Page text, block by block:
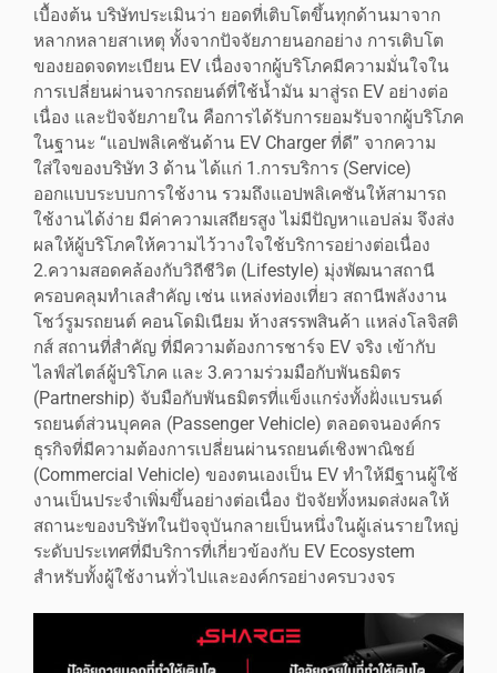
เบื้องต้น บริษัทประเมินว่า ยอดที่เติบโตขึ้นทุกด้านมาจาก
หลากหลายสาเหตุ ทั้งจากปัจจัยภายนอกอย่าง การเติบโต
ของยอดจดทะเบียน EV เนื่องจากผู้บริโภคมีความมั่นใจใน
การเปลี่ยนผ่านจากรถยนต์ที่ใช้น้ำมัน มาสู่รถ EV อย่างต่อ
เนื่อง และปัจจัยภายใน คือการได้รับการยอมรับจากผู้บริโภค
ในฐานะ “แอปพลิเคชันด้าน EV Charger ที่ดี” จากความ
ใส่ใจของบริษัท 3 ด้าน ได้แก่ 1.การบริการ (Service)
ออกแบบระบบการใช้งาน รวมถึงแอปพลิเคชันให้สามารถ
ใช้งานได้ง่าย มีค่าความเสถียรสูง ไม่มีปัญหาแอปล่ม จึงส่ง
ผลให้ผู้บริโภคให้ความไว้วางใจใช้บริการอย่างต่อเนื่อง
2.ความสอดคล้องกับวิถีชีวิต (Lifestyle) มุ่งพัฒนาสถานี
ครอบคลุมทำเลสำคัญ เช่น แหล่งท่องเที่ยว สถานีพลังงาน
โชว์รูมรถยนต์ คอนโดมิเนียม ห้างสรรพสินค้า แหล่งโลจิสติ
กส์ สถานที่สำคัญ ที่มีความต้องการชาร์จ EV จริง เข้ากับ
ไลฟ์สไตล์ผู้บริโภค และ 3.ความร่วมมือกับพันธมิตร
(Partnership) จับมือกับพันธมิตรที่แข็งแกร่งทั้งฝั่งแบรนด์
รถยนต์ส่วนบุคคล (Passenger Vehicle) ตลอดจนองค์กร
ธุรกิจที่มีความต้องการเปลี่ยนผ่านรถยนต์เชิงพาณิชย์
(Commercial Vehicle) ของตนเองเป็น EV ทำให้มีฐานผู้ใช้
งานเป็นประจำเพิ่มขึ้นอย่างต่อเนื่อง ปัจจัยทั้งหมดส่งผลให้
สถานะของบริษัทในปัจจุบันกลายเป็นหนึ่งในผู้เล่นรายใหญ่
ระดับประเทศที่มีบริการที่เกี่ยวข้องกับ EV Ecosystem
สำหรับทั้งผู้ใช้งานทั่วไปและองค์กรอย่างครบวงจร